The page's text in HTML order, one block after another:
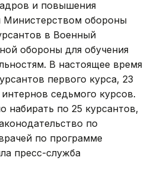
и повышения
Министерством обороны
в Военный
обороны для обучения
В настоящее время
первого курса, 23
седьмого курсов.
набирать по 25 курсантов,
по
по программе
пресс-служба